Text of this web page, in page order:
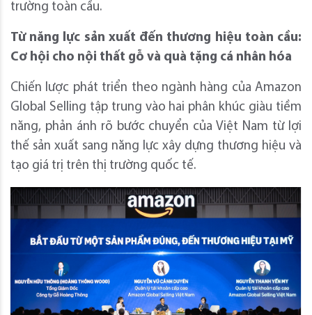
trường toàn cầu.
Từ năng lực sản xuất đến thương hiệu toàn cầu:
Cơ hội cho nội thất gỗ và quà tặng cá nhân hóa
Chiến lược phát triển theo ngành hàng của Amazon
Global Selling tập trung vào hai phân khúc giàu tiềm
năng, phản ánh rõ bước chuyển của Việt Nam từ lợi
thế sản xuất sang năng lực xây dựng thương hiệu và
tạo giá trị trên thị trường quốc tế.